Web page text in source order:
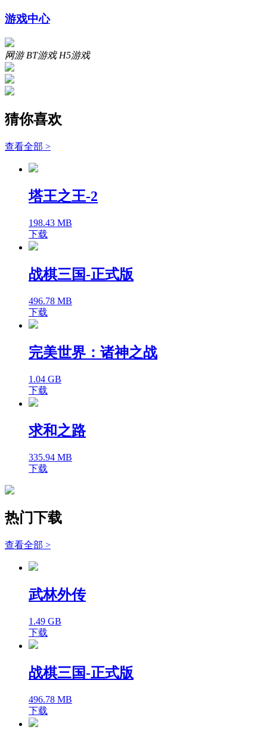
游戏中心
网游 BT游戏 H5游戏
猜你喜欢
查看全部 >
塔王之王-2
198.43 MB
下载
战棋三国-正式版
496.78 MB
下载
完美世界：诸神之战
1.04 GB
下载
求和之路
335.94 MB
下载
热门下载
查看全部 >
武林外传
1.49 GB
下载
战棋三国-正式版
496.78 MB
下载